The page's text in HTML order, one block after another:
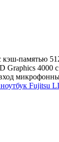
кэш-памятью
Graphics 4000
Fujitsu